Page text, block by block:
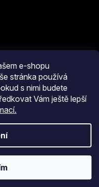
e-shopu
stránka používá
s nimi budete
Vám ještě lepší
zasílat informace o
práva vyhrazena.